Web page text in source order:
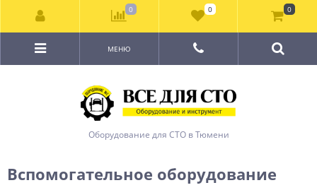
Оборудование для СТО в Тюмени
МЕНЮ
Вспомогательное оборудование
0 0 0